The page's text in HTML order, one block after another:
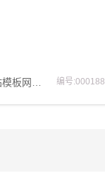
编号:000188